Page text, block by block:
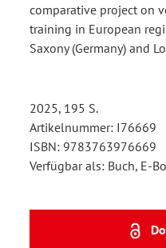
comparative project on
training in European
Saxony (Germany) and
2025, 195 S.
Artikelnummer: I76669
ISBN: 9783763976669
Verfügbar als: Buch, E-